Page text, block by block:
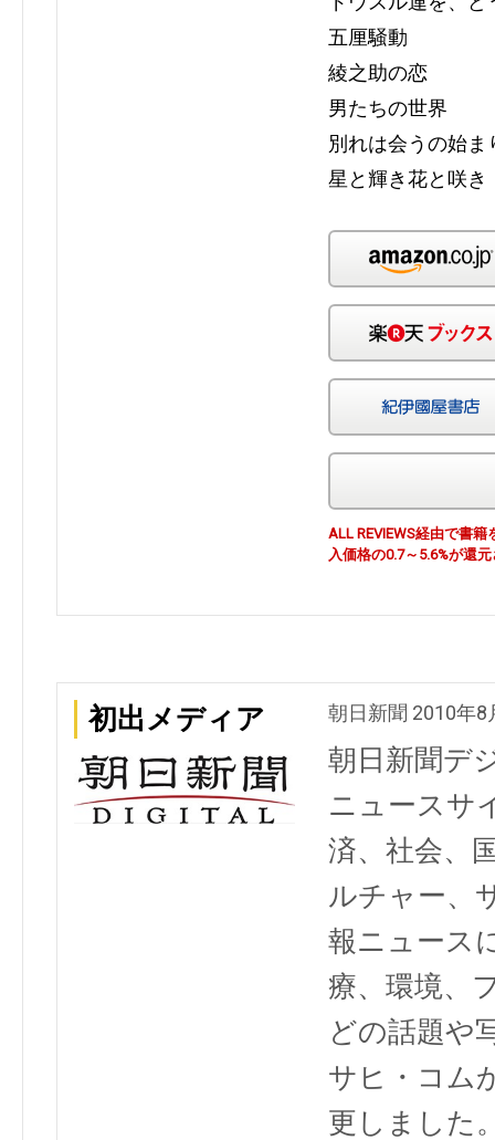
五厘騒動
綾之助の恋
男たちの世界
別れは会うの始ま
星と輝き花と咲き
ALL REVIEWS経由で書
入価格の0.7～5.6%が還
初出メディア 朝日新聞 2010年8
朝日新聞デ
ニュースサ
済、社会、
ルチャー、
報ニュース
療、環境、
どの話題や
サヒ・コム
更しました